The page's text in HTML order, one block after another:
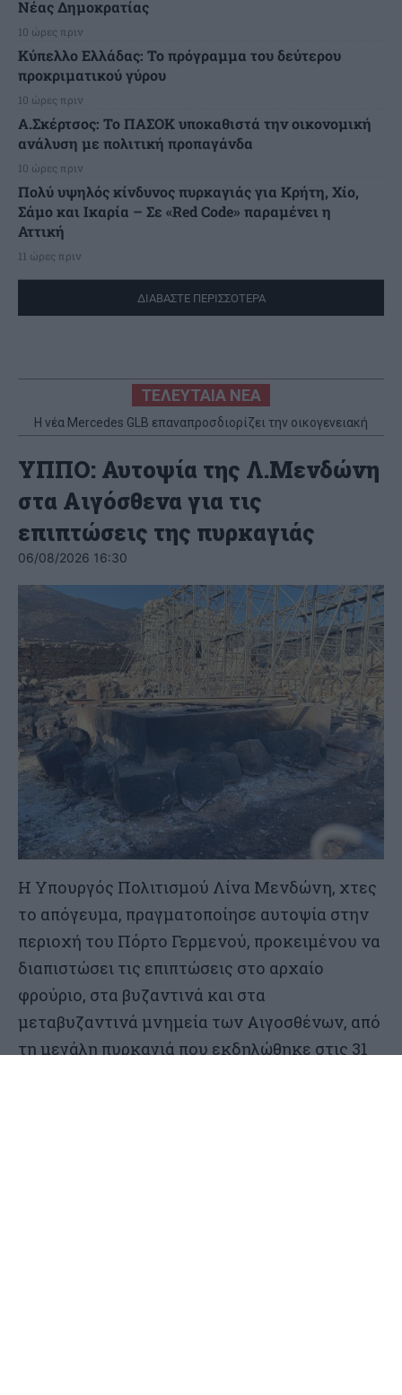
Νέας Δημοκρατίας
10 ώρες πριν
Κύπελλο Ελλάδας: Το πρόγραμμα του δεύτερου
προκριματικού γύρου
10 ώρες πριν
Α.Σκέρτσος: Το ΠΑΣΟΚ υποκαθιστά την οικονομική
ανάλυση με πολιτική προπαγάνδα
10 ώρες πριν
Πολύ υψηλός κίνδυνος πυρκαγιάς για Κρήτη, Χίο,
Σάμο και Ικαρία – Σε «Red Code» παραμένει η
Αττική
11 ώρες πριν
ΔΙΑΒΑΣΤΕ ΠΕΡΙΣΣΟΤΕΡΑ